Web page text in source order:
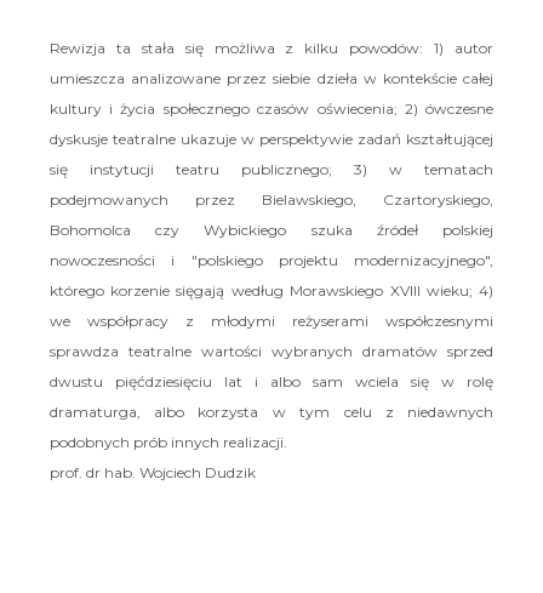
Rewizja ta stała się możliwa z kilku powodów: 1) autor
umieszcza analizowane przez siebie dzieła w kontekście całej
kultury i życia społecznego czasów oświecenia; 2) ówczesne
dyskusje teatralne ukazuje w perspektywie zadań kształtującej
się instytucji teatru publicznego; 3) w tematach
podejmowanych przez Bielawskiego, Czartoryskiego,
Bohomolca czy Wybickiego szuka źródeł polskiej
nowoczesności i "polskiego projektu modernizacyjnego",
którego korzenie sięgają według Morawskiego XVIII wieku; 4)
we współpracy z młodymi reżyserami współczesnymi
sprawdza teatralne wartości wybranych dramatów sprzed
dwustu pięćdziesięciu lat i albo sam wciela się w rolę
dramaturga, albo korzysta w tym celu z niedawnych
podobnych prób innych realizacji.
prof. dr hab. Wojciech Dudzik